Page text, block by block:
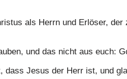
als Herrn und Erlöser, der
und das nicht aus euch:
dass Jesus der Herr ist, und